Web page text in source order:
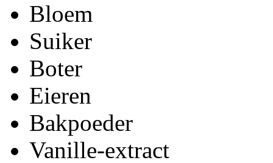
Bloem
Suiker
Boter
Eieren
Bakpoeder
Vanille-extract